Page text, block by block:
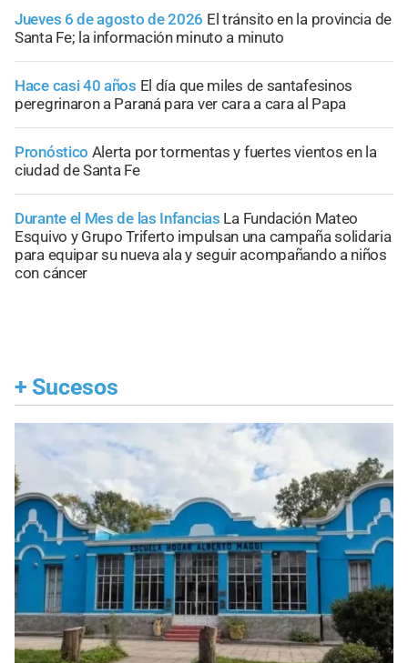
Jueves 6 de agosto de 2026 El tránsito en la provincia de
Santa Fe; la información minuto a minuto
Hace casi 40 años El día que miles de santafesinos
peregrinaron a Paraná para ver cara a cara al Papa
Pronóstico Alerta por tormentas y fuertes vientos en la
ciudad de Santa Fe
Durante el Mes de las Infancias La Fundación Mateo
Esquivo y Grupo Triferto impulsan una campaña solidaria
para equipar su nueva ala y seguir acompañando a niños
con cáncer
+ Sucesos